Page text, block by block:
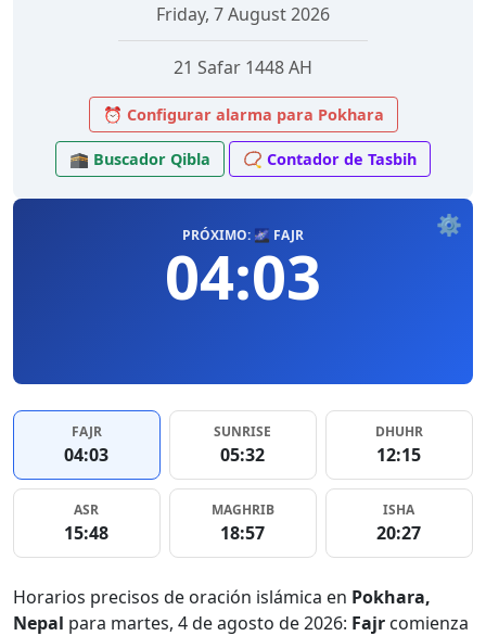
Friday, 7 August 2026
21 Safar 1448 AH
⏰ Configurar alarma para Pokhara
🕋 Buscador Qibla 📿 Contador de Tasbih
⚙️
PRÓXIMO: 🌌 FAJR
04:03
FAJR
04:03
SUNRISE
05:32
DHUHR
12:15
ASR
15:48
MAGHRIB
18:57
ISHA
20:27
Horarios precisos de oración islámica en Pokhara,
Nepal para martes, 4 de agosto de 2026: Fajr comienza